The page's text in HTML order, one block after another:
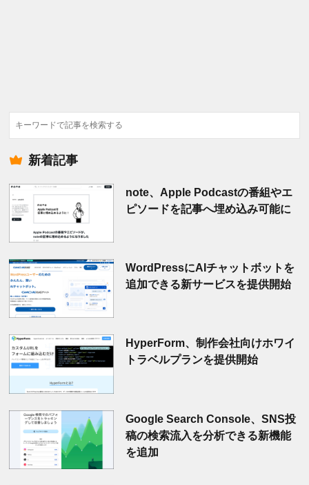
検
索
新着記事
note、Apple Podcastの番組やエ
ピソードを記事へ埋め込み可能に
WordPressにAIチャットボットを
追加できる新サービスを提供開始
HyperForm、制作会社向けホワイ
トラベルプランを提供開始
Google Search Console、SNS投
稿の検索流入を分析できる新機能
を追加